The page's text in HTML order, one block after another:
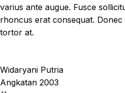
varius ante augue. Fusce
rhoncus erat consequat.
tortor at.
Widaryani Putria
Angkatan 2003